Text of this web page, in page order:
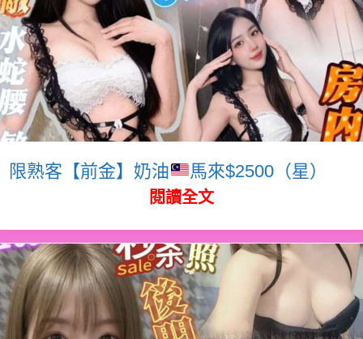
限熟客【前金】奶油 馬來$2500（星）
閱讀全文